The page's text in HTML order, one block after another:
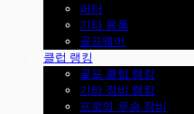
퍼터
기타 용품
골프웨어
클럽 랭킹
골프 클럽 랭킹
기타 장비 랭킹
프로의 우승 장비